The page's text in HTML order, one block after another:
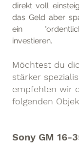
direkt voll
das Geld aber
ein
investieren.
Möchtest du
stärker
empfehlen wir
folgenden
Sony GM 16-